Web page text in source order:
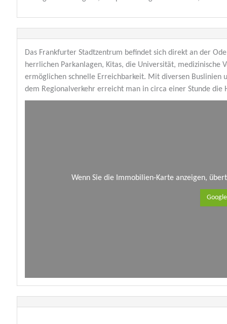
Das Frankfurter Stadtzentrum befindet sich direkt an der
herrlichen Parkanlagen, Kitas, die Universität, medizinische
ermöglichen schnelle Erreichbarkeit. Mit diversen Buslinien
dem Regionalverkehr erreicht man in circa einer Stunde die
Wenn Sie die Immobilien-Karte anzeigen,